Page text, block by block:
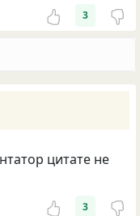
3
цитате не
3